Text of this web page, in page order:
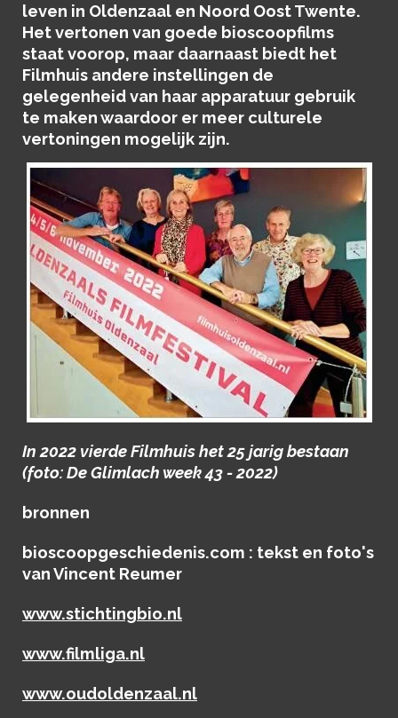
leven in Oldenzaal en Noord Oost Twente.
Het vertonen van goede bioscoopfilms
staat voorop, maar daarnaast biedt het
Filmhuis andere instellingen de
gelegenheid van haar apparatuur gebruik
te maken waardoor er meer culturele
vertoningen mogelijk zijn.
In 2022 vierde Filmhuis het 25 jarig bestaan
(foto: De Glimlach week 43 - 2022)
bronnen
bioscoopgeschiedenis.com : tekst en foto's
van Vincent Reumer
www.stichtingbio.nl
www.filmliga.nl
www.oudoldenzaal.nl